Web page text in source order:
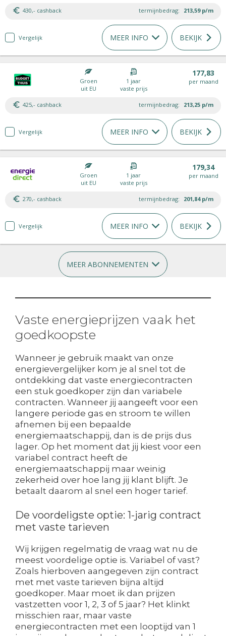
430,- cashback termijnbedrag: 213,59 p/m
Vergelijk MEER INFO BEKIJK
Groen
uit EU
1 jaar
vaste prijs
177,83
per maand
425,- cashback termijnbedrag: 213,25 p/m
Vergelijk MEER INFO BEKIJK
Groen
uit EU
1 jaar
vaste prijs
179,34
per maand
270,- cashback termijnbedrag: 201,84 p/m
Vergelijk MEER INFO BEKIJK
MEER ABONNEMENTEN
Vaste energieprijzen vaak het
goedkoopste
Wanneer je gebruik maakt van onze
energievergelijker kom je al snel tot de
ontdekking dat vaste energiecontracten
een stuk goedkoper zijn dan variabele
contracten. Wanneer jij aangeeft voor een
langere periode gas en stroom te willen
afnemen bij een bepaalde
energiemaatschappij, dan is de prijs dus
lager. Op het moment dat jij kiest voor een
variabel contract heeft de
energiemaatschappij maar weinig
zekerheid over hoe lang jij klant blijft. Je
betaalt daarom al snel een hoger tarief.
De voordeligste optie: 1-jarig contract
met vaste tarieven
Wij krijgen regelmatig de vraag wat nu de
meest voordelige optie is. Variabel of vast?
Zoals hierboven aangegeven zijn contract
met met vaste tarieven bijna altijd
goedkoper. Maar moet ik dan prijzen
vastzetten voor 1, 2, 3 of 5 jaar? Het klinkt
misschien raar, maar vaste
energiecontracten met een looptijd van 1